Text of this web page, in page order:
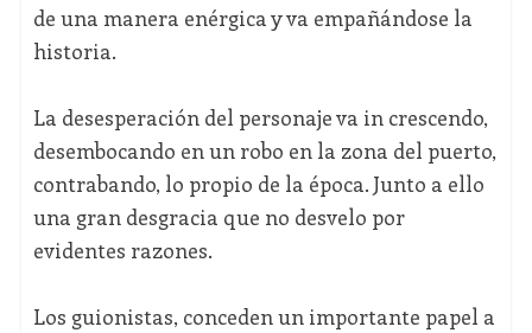
de una manera enérgica y va empañándose la
historia.
La desesperación del personaje va in crescendo,
desembocando en un robo en la zona del puerto,
contrabando, lo propio de la época. Junto a ello
una gran desgracia que no desvelo por
evidentes razones.
Los guionistas, conceden un importante papel a